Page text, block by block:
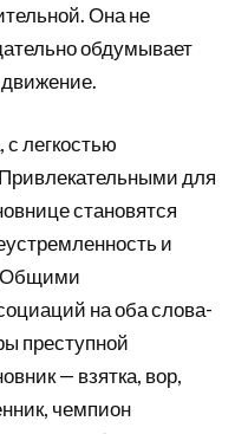
Она не
обдумывает
легкостью
для
становятся
и
Общими
на оба слова-
преступной
— взятка, вор,
чемпион